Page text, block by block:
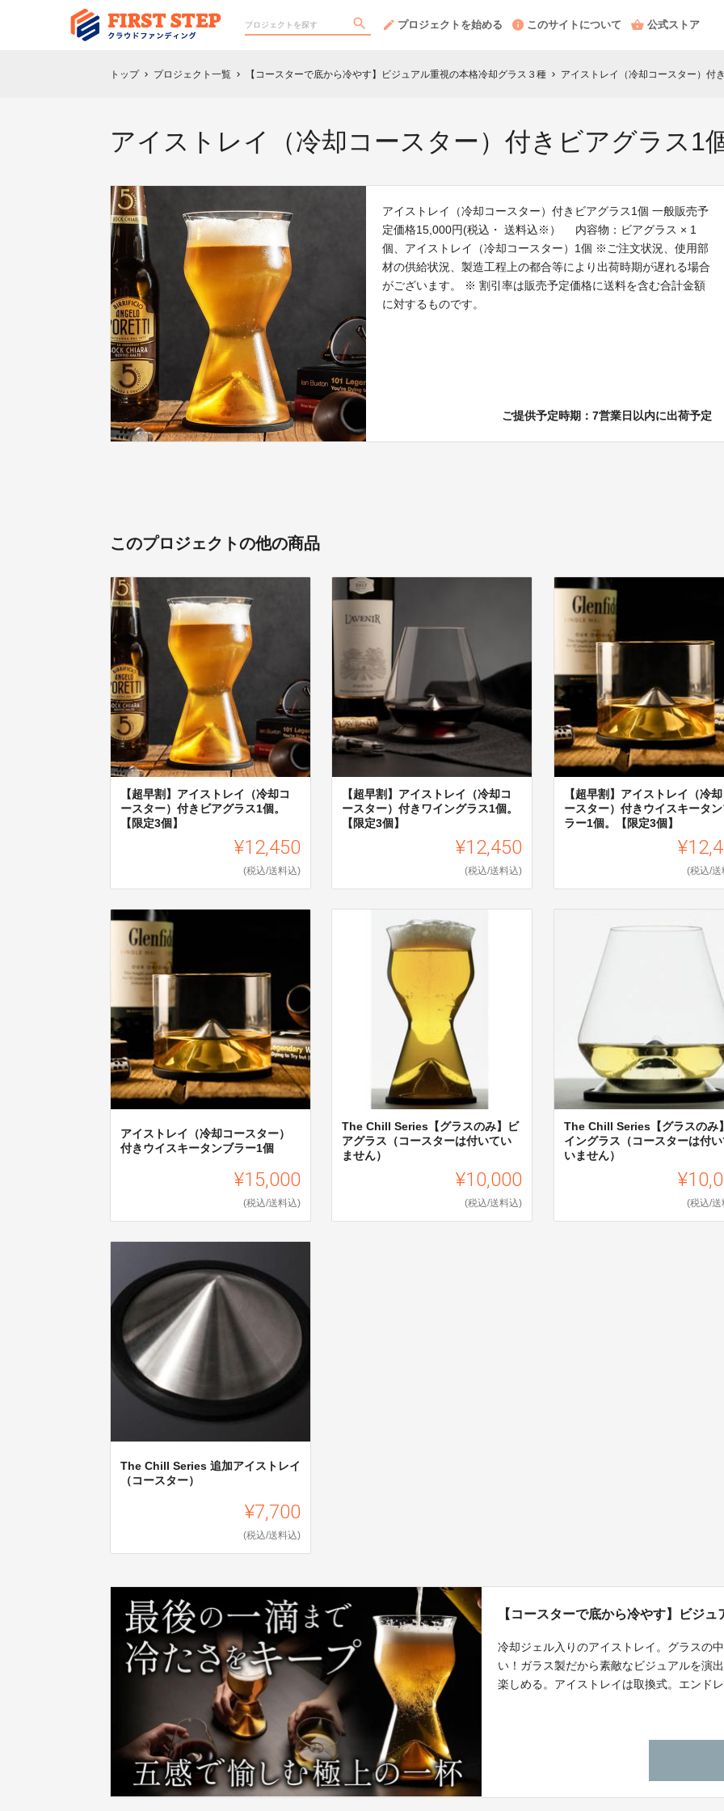
プロジェクトを始める このサイトについて 公式ストア
トップ chevron_right プロジェクト一覧 chevron_right 【コースターで底から冷やす】ビジュアル重視の本格冷却グラス３種 chevron_right アイストレイ（冷却コースター）付
アイストレイ（冷却コースター）付きビアグラス1
アイストレイ（冷却コースター）付きビアグラス1個 一般販売予
定価格15,000円(税込・ 送料込※） 内容物：ビアグラス × 1
個、アイストレイ（冷却コースター）1個 ※ご注文状況、使用部
材の供給状況、製造工程上の都合等により出荷時期が遅れる場合
がございます。 ※ 割引率は販売予定価格に送料を含む合計金額
に対するものです。
ご提供予定時期：7営業日以内に出荷予定
このプロジェクトの他の商品
【超早割】アイストレイ（冷却コ
ースター）付きビアグラス1個。
【限定3個】
¥12,450
(税込/送料込)
【超早割】アイストレイ（冷却コ
ースター）付きワイングラス1個。
【限定3個】
¥12,450
(税込/送料込)
【超早割】アイストレイ（冷
ースター）付きウイスキータ
ラー1個。【限定3個】
(税込/送
アイストレイ（冷却コースター）
付きウイスキータンブラー1個
¥15,000
(税込/送料込)
The Chill Series【グラスのみ】ビ
アグラス（コースターは付いてい
ません）
¥10,000
(税込/送料込)
The Chill Series【グラスのみ
イングラス（コースターは付
いません）
(税込/送
The Chill Series 追加アイストレイ
（コースター）
¥7,700
(税込/送料込)
【コースターで底から冷やす】ビジ
冷却ジェル入りのアイストレイ。グラスの
い！ガラス製だから素敵なビジュアルを演
楽しめる。アイストレイは取換式。エンド